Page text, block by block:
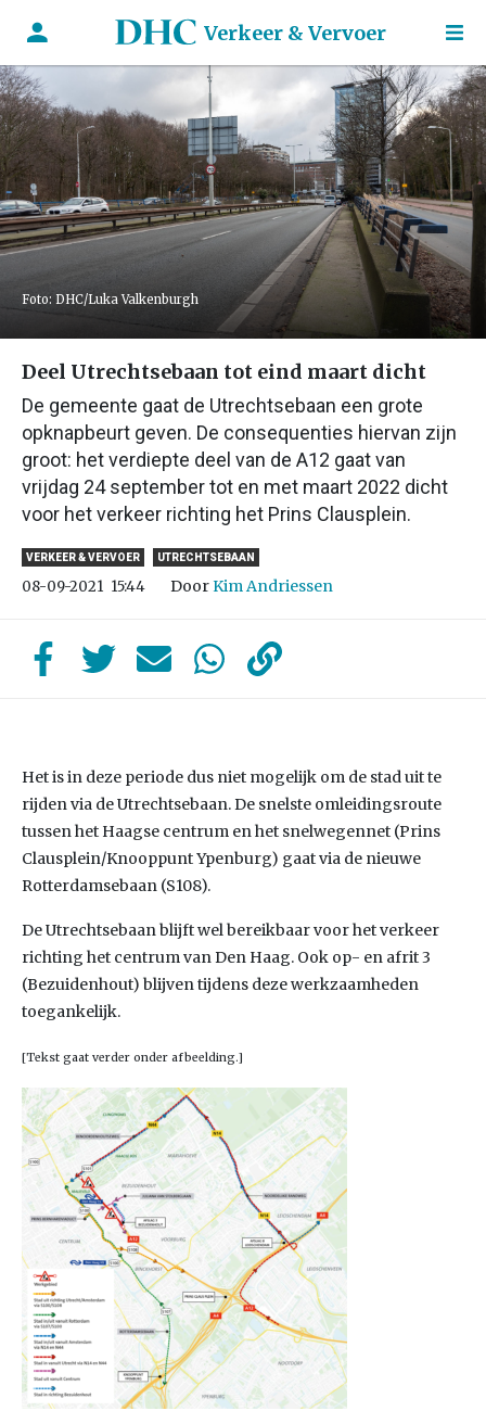
Verkeer & Vervoer
Foto: DHC/Luka Valkenburgh
Deel Utrechtsebaan tot eind maart dicht
De gemeente gaat de Utrechtsebaan een grote
opknapbeurt geven. De consequenties hiervan zijn
groot: het verdiepte deel van de A12 gaat van
vrijdag 24 september tot en met maart 2022 dicht
voor het verkeer richting het Prins Clausplein.
VERKEER & VERVOER UTRECHTSEBAAN
08-09-2021 15:44 DoorKim Andriessen
Het is in deze periode dus niet mogelijk om de stad uit te
rijden via de Utrechtsebaan. De snelste omleidingsroute
tussen het Haagse centrum en het snelwegennet (Prins
Clausplein/Knooppunt Ypenburg) gaat via de nieuwe
Rotterdamsebaan (S108).
De Utrechtsebaan blijft wel bereikbaar voor het verkeer
richting het centrum van Den Haag. Ook op- en afrit 3
(Bezuidenhout) blijven tijdens deze werkzaamheden
toegankelijk.
[Tekst gaat verder onder afbeelding.]